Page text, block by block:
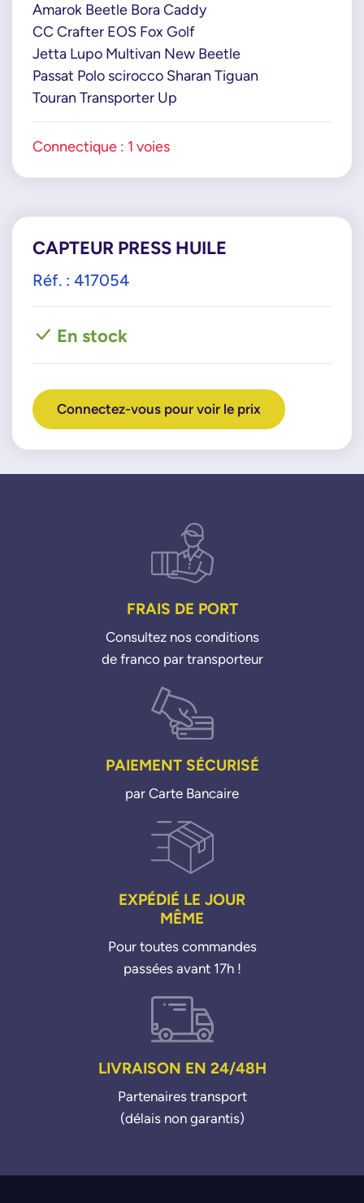
Amarok Beetle Bora Caddy
CC Crafter EOS Fox Golf
Jetta Lupo Multivan New Beetle
Passat Polo scirocco Sharan Tiguan
Touran Transporter Up
Connectique : 1 voies
CAPTEUR PRESS HUILE
Réf. : 417054
En stock
Connectez-vous pour voir le prix
FRAIS DE PORT
Consultez nos conditions
de franco par transporteur
PAIEMENT SÉCURISÉ
par Carte Bancaire
EXPÉDIÉ LE JOUR
MÊME
Pour toutes commandes
passées avant 17h !
LIVRAISON EN 24/48H
Partenaires transport
(délais non garantis)